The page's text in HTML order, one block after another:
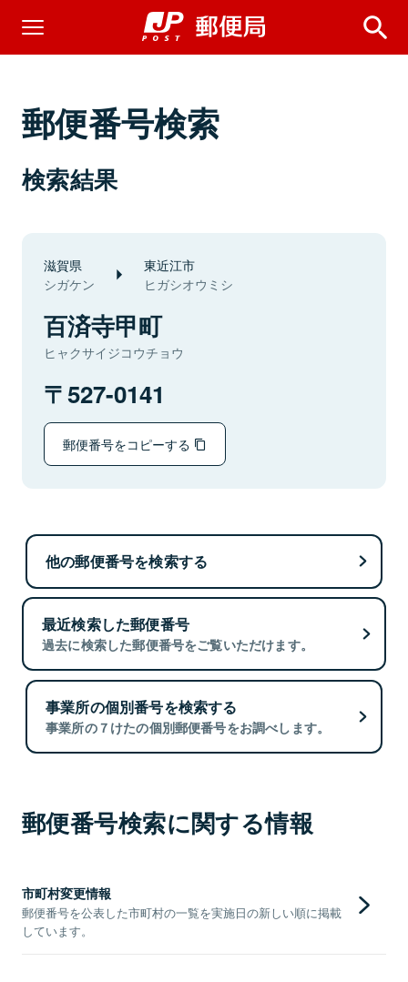
郵便番号検索
検索結果
滋賀県
シガケン
東近江市
ヒガシオウミシ
百済寺甲町
ヒャクサイジコウチョウ
527-0141
郵便番号をコピーする
他の郵便番号を検索する
最近検索した郵便番号
過去に検索した郵便番号をご覧いただけます。
事業所の個別番号を検索する
事業所の７けたの個別郵便番号をお調べします。
郵便番号検索に関する情報
市町村変更情報
郵便番号を公表した市町村の一覧を実施日の新しい順に掲載
しています。